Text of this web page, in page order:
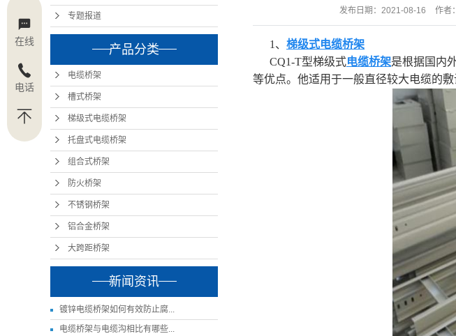
专题报道
产品分类
电缆桥架
槽式桥架
梯级式电缆桥架
托盘式电缆桥架
组合式桥架
防火桥架
不锈钢桥架
铝合金桥架
大跨距桥架
新闻资讯
镀锌电缆桥架如何有效防止腐...
电缆桥架与电缆沟相比有哪些...
发布日期： 2021-08-16 作者：
1、 梯级式电缆桥架
CQ1-T型梯级式电缆桥架是根据国内
等优点。他适用于一般直径较大电缆的
在线
电话